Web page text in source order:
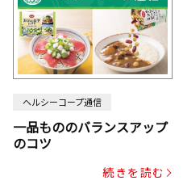
ヘルシーコープ通信
一品もののバランスアップ
のコツ
続きを読む